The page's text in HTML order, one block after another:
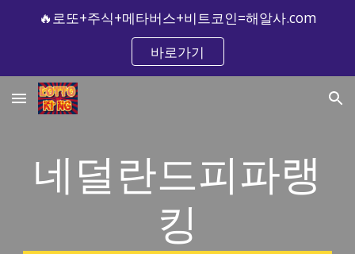
Skip to main content Skip to navigation
🔥로또+주식+메타버스+비트코인=해알사.com
바로가기
네덜란드피파랭
킹